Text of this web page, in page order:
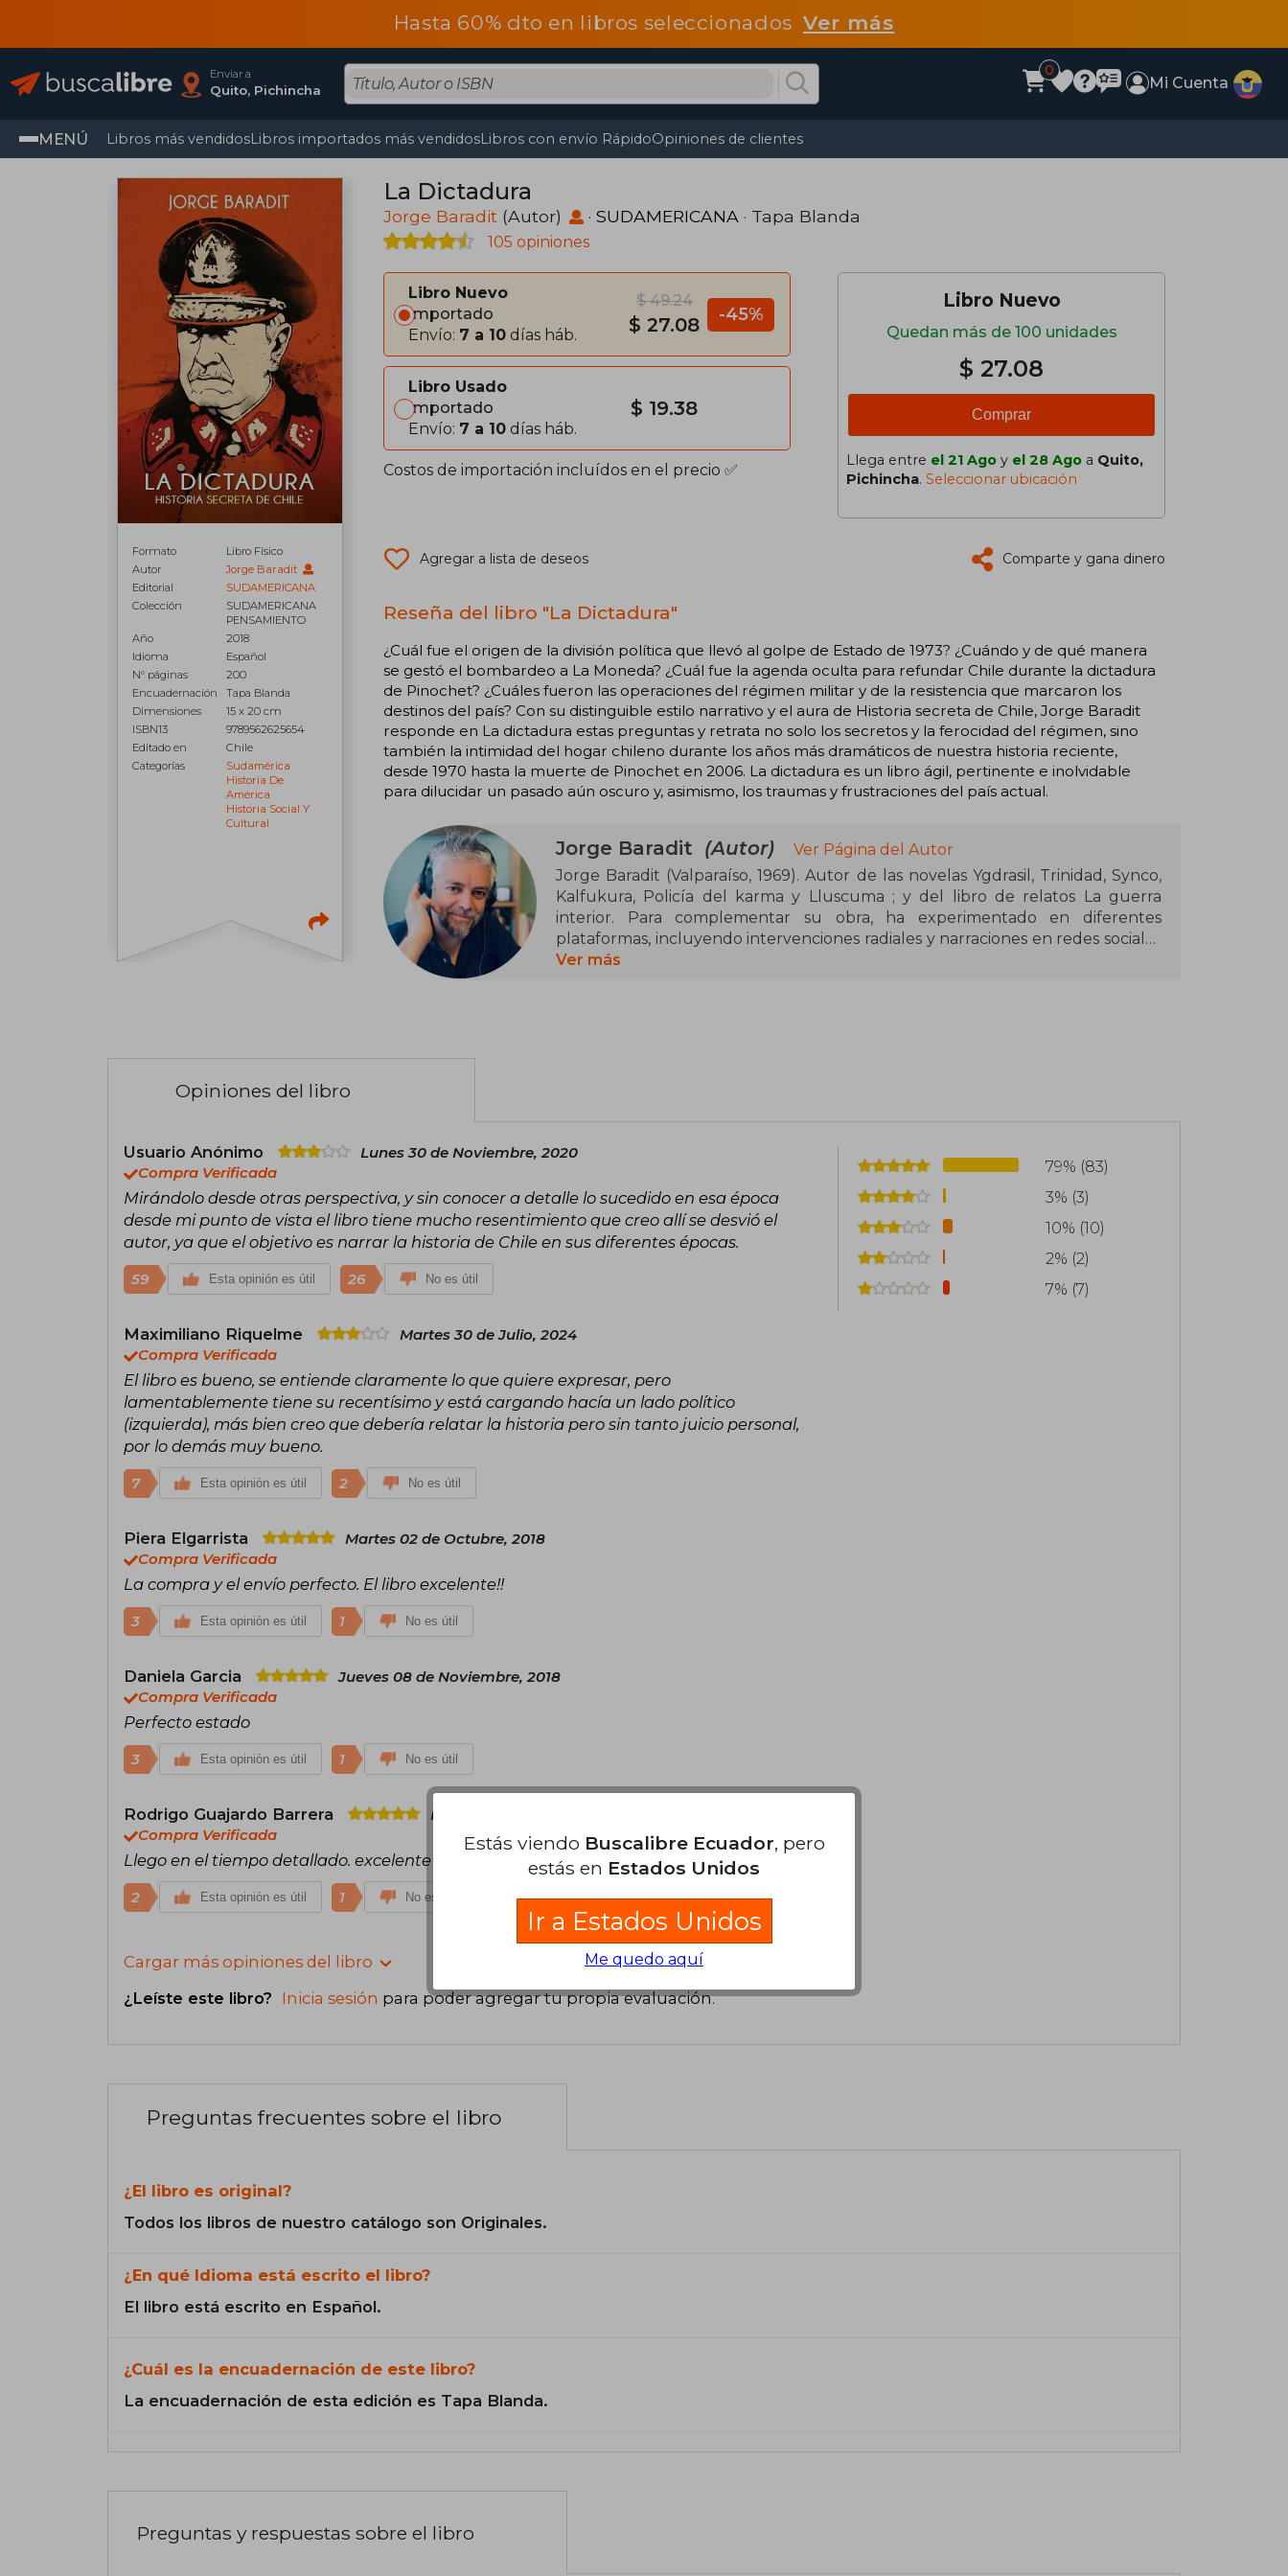
Hasta 60% dto en libros seleccionadosVer más
Enviar a
Quito, Pichincha
0
Mi Cuenta
MENÚ Libros más vendidosLibros importados más vendidosLibros con envío RápidoOpiniones de clientes
Formato
Libro Físico
Autor
Jorge Baradit
Editorial
SUDAMERICANA
Colección
SUDAMERICANA
PENSAMIENTO
Año
2018
Idioma
Español
N° páginas
200
Encuadernación
Tapa Blanda
Dimensiones
15 x 20 cm
ISBN13
9789562625654
Editado en
Chile
Categorías
Sudamérica
Historia De
América
Historia Social Y
Cultural
La Dictadura
Jorge Baradit (Autor) · SUDAMERICANA · Tapa Blanda
105 opiniones
Libro Nuevo
Importado
Envío: 7 a 10 días háb.
$ 49.24
$ 27.08 -45%
Libro Usado
Importado
Envío: 7 a 10 días háb.
$ 19.38
Costos de importación incluídos en el precio ✅
Libro Nuevo
Quedan más de 100 unidades
$ 27.08
Comprar
Llega entre el 21 Ago y el 28 Ago a Quito,
Pichincha. Seleccionar ubicación
Agregar a lista de deseos Comparte y gana dinero
Reseña del libro "La Dictadura"
¿Cuál fue el origen de la división política que llevó al golpe de Estado de 1973? ¿Cuándo y de qué manera
se gestó el bombardeo a La Moneda? ¿Cuál fue la agenda oculta para refundar Chile durante la dictadura
de Pinochet? ¿Cuáles fueron las operaciones del régimen militar y de la resistencia que marcaron los
destinos del país? Con su distinguible estilo narrativo y el aura de Historia secreta de Chile, Jorge Baradit
responde en La dictadura estas preguntas y retrata no solo los secretos y la ferocidad del régimen, sino
también la intimidad del hogar chileno durante los años más dramáticos de nuestra historia reciente,
desde 1970 hasta la muerte de Pinochet en 2006. La dictadura es un libro ágil, pertinente e inolvidable
para dilucidar un pasado aún oscuro y, asimismo, los traumas y frustraciones del país actual.
Jorge Baradit (Autor)
Ver Página del Autor
Jorge Baradit (Valparaíso, 1969). Autor de las novelas Ygdrasil, Trinidad, Synco,
Kalfukura, Policía del karma y Lluscuma ; y del libro de relatos La guerra
interior. Para complementar su obra, ha experimentado en diferentes
plataformas, incluyendo intervenciones radiales y narraciones en redes sociales
y televisión. Es en estos lugares donde canalizó su interés por el lado B de la
Ver más
Opiniones del libro
Usuario Anónimo
Lunes 30 de Noviembre, 2020
Compra Verificada
Mirándolo desde otras perspectiva, y sin conocer a detalle lo sucedido en esa época
desde mi punto de vista el libro tiene mucho resentimiento que creo allí se desvió el
autor, ya que el objetivo es narrar la historia de Chile en sus diferentes épocas.
59 Esta opinión es útil 26 No es útil
Maximiliano Riquelme
Martes 30 de Julio, 2024
Compra Verificada
El libro es bueno, se entiende claramente lo que quiere expresar, pero
lamentablemente tiene su recentísimo y está cargando hacía un lado político
(izquierda), más bien creo que debería relatar la historia pero sin tanto juicio personal,
por lo demás muy bueno.
7 Esta opinión es útil 2 No es útil
Piera Elgarrista
Martes 02 de Octubre, 2018
Compra Verificada
La compra y el envío perfecto. El libro excelente!!
3 Esta opinión es útil 1 No es útil
Daniela Garcia
Jueves 08 de Noviembre, 2018
Compra Verificada
Perfecto estado
3 Esta opinión es útil 1 No es útil
Rodrigo Guajardo Barrera
Martes 11 de Septiembre, 2018
Compra Verificada
Llego en el tiempo detallado. excelente servicio
2 Esta opinión es útil 1 No es útil
Cargar más opiniones del libro
¿Leíste este libro? Inicia sesión para poder agregar tu propia evaluación.
79% (83)
3% (3)
10% (10)
2% (2)
7% (7)
Preguntas frecuentes sobre el libro
¿El libro es original?
Todos los libros de nuestro catálogo son Originales.
¿En qué Idioma está escrito el libro?
El libro está escrito en Español.
¿Cuál es la encuadernación de este libro?
La encuadernación de esta edición es Tapa Blanda.
Preguntas y respuestas sobre el libro
Estás viendo Buscalibre Ecuador, pero
estás en Estados Unidos
Ir a Estados Unidos
Me quedo aquí